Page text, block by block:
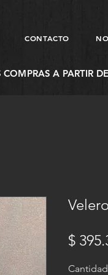
CONTACTO
A PARTIR
$
Cantidad